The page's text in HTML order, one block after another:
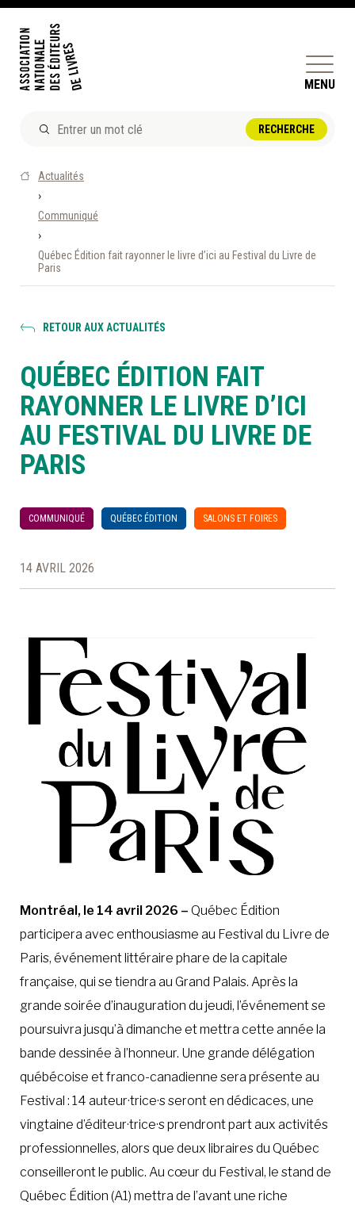
MENU
DOSSIERS ET ENJEUX
ÊTRE ÉDITEUR·TRICE
PERFECTIONNEMENT
ET SERVICES AUX MEMBRES
À LA POINTE DE LA PROFESSION
À PROPOS DEVENIR MEMBRE NOUS JOINDRE
Actualités
›
Communiqué
›
Québec Édition fait rayonner le livre d’ici au Festival du Livre de
Paris
RETOUR AUX ACTUALITÉS
QUÉBEC ÉDITION FAIT
RAYONNER LE LIVRE D’ICI
AU FESTIVAL DU LIVRE DE
PARIS
COMMUNIQUÉ QUÉBEC ÉDITION SALONS ET FOIRES
14 AVRIL 2026
Montréal, le 14 avril 2026 – Québec Édition
participera avec enthousiasme au Festival du Livre de
Paris, événement littéraire phare de la capitale
française, qui se tiendra au Grand Palais. Après la
grande soirée d’inauguration du jeudi, l’événement se
poursuivra jusqu’à dimanche et mettra cette année la
bande dessinée à l’honneur. Une grande délégation
québécoise et franco-canadienne sera présente au
Festival : 14 auteur·trice·s seront en dédicaces, une
vingtaine d’éditeur·trice·s prendront part aux activités
professionnelles, alors que deux libraires du Québec
conseilleront le public. Au cœur du Festival, le stand de
Québec Édition (A1) mettra de l’avant une riche